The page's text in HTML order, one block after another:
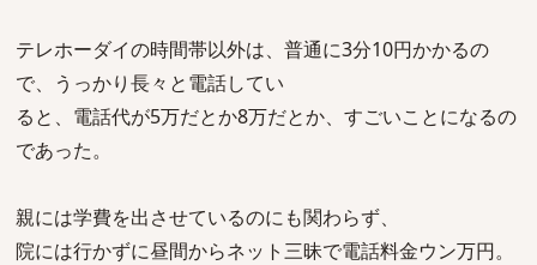
テレホーダイの時間帯以外は、普通に3分10円かかるの
で、うっかり長々と電話してい
ると、電話代が5万だとか8万だとか、すごいことになるの
であった。
親には学費を出させているのにも関わらず、
院には行かずに昼間からネット三昧で電話料金ウン万円。